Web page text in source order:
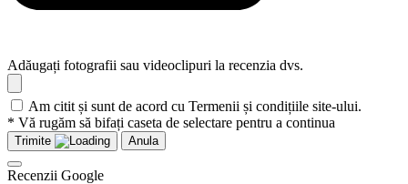
Adăugați fotografii sau videoclipuri la recenzia dvs.
Am citit și sunt de acord cu Termenii și condițiile site-ului.
* Vă rugăm să bifați caseta de selectare pentru a continua
Trimite Anula
Recenzii Google